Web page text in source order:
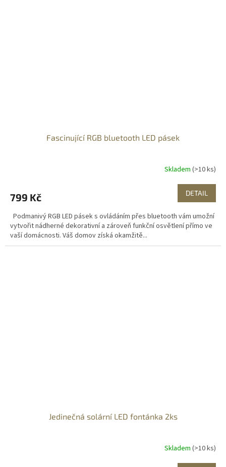
Fascinující RGB bluetooth LED pásek
Skladem (>10 ks)
799 Kč DETAIL
Podmanivý RGB LED pásek s ovládáním přes bluetooth vám umožní
vytvořit nádherné dekorativní a zároveň funkční osvětlení přímo ve
vaší domácnosti. Váš domov získá okamžitě...
Jedinečná solární LED fontánka 2ks
Skladem (>10 ks)